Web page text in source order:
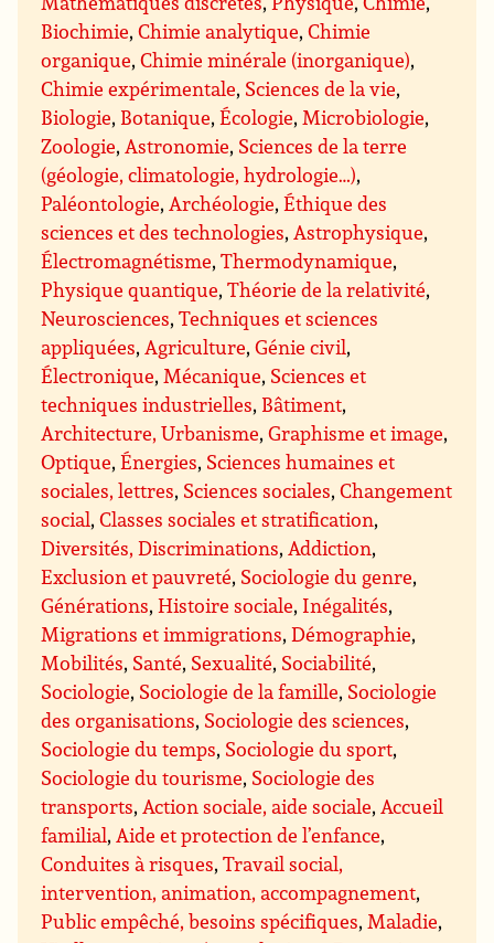
Biochimie,Chimie analytique,Chimie
organique,Chimie minérale (inorganique),
Chimie expérimentale, Sciences de la vie,
Biologie, Botanique,Écologie, Microbiologie,
Zoologie, Astronomie, Sciences de la terre
(géologie, climatologie, hydrologie…),
Paléontologie, Archéologie,Éthique des
sciences et des technologies, Astrophysique,
Électromagnétisme,Thermodynamique,
Physique quantique,Théorie de la relativité,
Neurosciences,Techniques et sciences
appliquées, Agriculture,Génie civil,
Électronique, Mécanique, Sciences et
techniques industrielles, Bâtiment,
Architecture, Urbanisme,Graphisme et image,
Optique,Énergies, Sciences humaines et
sociales, lettres, Sciences sociales,Changement
social,Classes sociales et stratification,
Diversités, Discriminations, Addiction,
Exclusion et pauvreté, Sociologie du genre,
Générations,Histoire sociale, Inégalités,
Migrations et immigrations,Démographie,
Mobilités, Santé, Sexualité, Sociabilité,
Sociologie, Sociologie de la famille, Sociologie
des organisations, Sociologie des sciences,
Sociologie du temps, Sociologie du sport,
Sociologie du tourisme, Sociologie des
transports, Action sociale, aide sociale, Accueil
familial, Aide et protection de l’enfance,
Conduites à risques,Travail social,
intervention, animation, accompagnement,
Public empêché, besoins spécifiques, Maladie,